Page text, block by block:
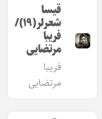
قیسا
شعرلر(۱۹)/
فریبا
مرتضایی
فریبا
مرتضایی